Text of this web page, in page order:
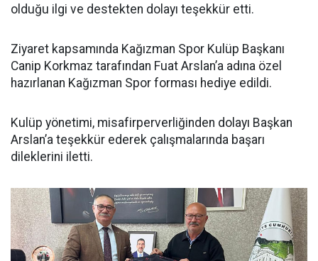
olduğu ilgi ve destekten dolayı teşekkür etti.
Ziyaret kapsamında Kağızman Spor Kulüp Başkanı
Canip Korkmaz tarafından Fuat Arslan’a adına özel
hazırlanan Kağızman Spor forması hediye edildi.
Kulüp yönetimi, misafirperverliğinden dolayı Başkan
Arslan’a teşekkür ederek çalışmalarında başarı
dileklerini iletti.